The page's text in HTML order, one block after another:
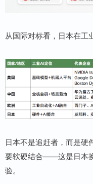
从国际对标看，日本在工
日本不是追赶者，而是硬
要软硬结合——这是日本
验。